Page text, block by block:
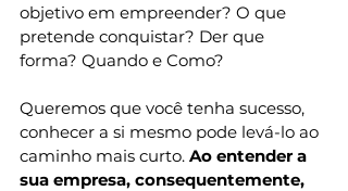
objetivo em empreender? O que
pretende conquistar? Der que
forma? Quando e Como?
Queremos que você tenha sucesso,
conhecer a si mesmo pode levá-lo ao
caminho mais curto. Ao entender a
sua empresa, consequentemente,